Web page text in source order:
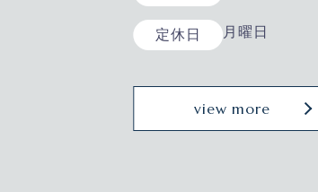
定休日 月曜日
view more